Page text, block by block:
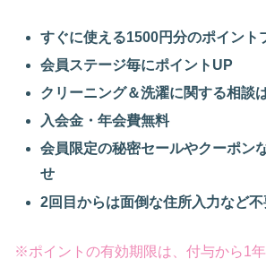
すぐに使える1500円分のポイント
会員ステージ毎にポイントUP
クリーニング＆洗濯に関する相談
入会金・年会費無料
会員限定の秘密セールやクーポン
せ
2回目からは面倒な住所入力など不
※ポイントの有効期限は、付与から1